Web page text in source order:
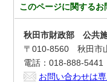
このページに関するお
秋田市財政部 公共
〒010-8560 秋田市
電話：018-888-5441
お問い合わせは